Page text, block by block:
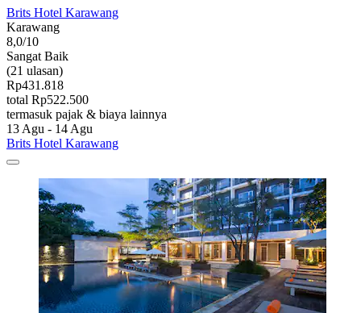
Brits Hotel Karawang
Karawang
8,0/10
Sangat Baik
(21 ulasan)
Rp431.818
total Rp522.500
termasuk pajak & biaya lainnya
13 Agu - 14 Agu
Brits Hotel Karawang